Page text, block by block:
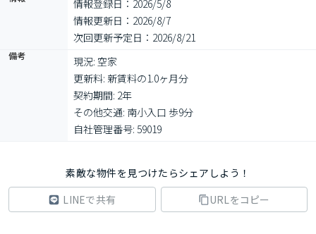
情報登録日：2026/5/8
情報更新日：2026/8/7
次回更新予定日：2026/8/21
備考
現況: 空家
更新料: 新賃料の1.0ヶ月分
契約期間: 2年
その他交通: 南小入口 歩9分
自社管理番号: 59019
素敵な物件を見つけたらシェアしよう！
LINEで共有
URLをコピー